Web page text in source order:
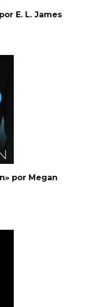
E. L. James
por Megan